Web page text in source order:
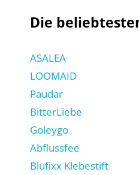
Die
ASALEA
LOOMAID
Paudar
BitterLiebe
Goleygo
Abflussfee
Blufixx Klebestift